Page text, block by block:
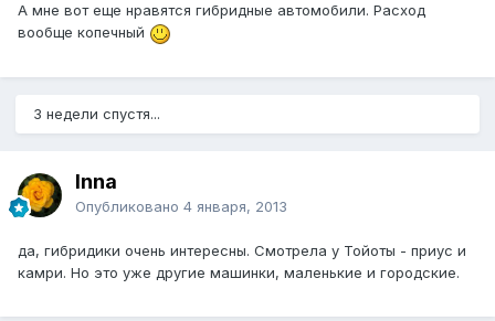
А мне вот еще нравятся гибридные автомобили. Расход
вообще копечный
3 недели спустя...
Inna
Опубликовано 4 января, 2013
да, гибридики очень интересны. Смотрела у Тойоты - приус и
камри. Но это уже другие машинки, маленькие и городские.